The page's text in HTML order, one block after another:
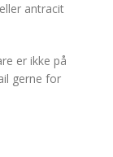
antracit
er ikke på
gerne for